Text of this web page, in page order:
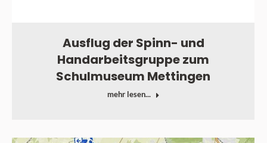
Ausflug der Spinn- und
Handarbeitsgruppe zum
Schulmuseum Mettingen
mehr lesen...